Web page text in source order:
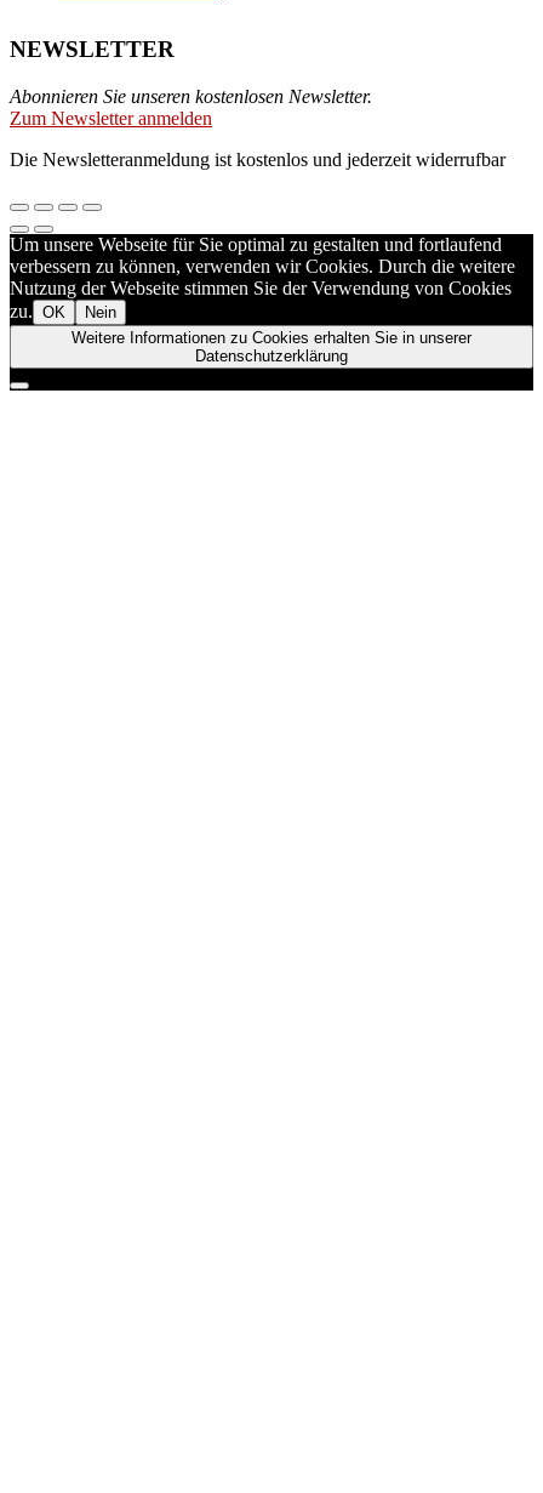
NEWSLETTER
Abonnieren Sie unseren kostenlosen Newsletter.
Zum Newsletter anmelden
Die Newsletteranmeldung ist kostenlos und jederzeit widerrufbar
Um unsere Webseite für Sie optimal zu gestalten und fortlaufend
verbessern zu können, verwenden wir Cookies. Durch die weitere
Nutzung der Webseite stimmen Sie der Verwendung von Cookies
zu. OK
Nein
Weitere Informationen zu Cookies erhalten Sie in unserer
Datenschutzerklärung